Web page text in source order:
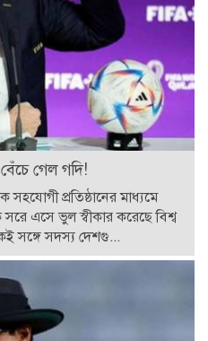
গেল গদি!
সহযোগী প্রতিষ্ঠানের মাধ্যমে
সরে এসে ভুল স্বীকার করেছে বিশ্ব
সঙ্গে সদস্য দেশগু...